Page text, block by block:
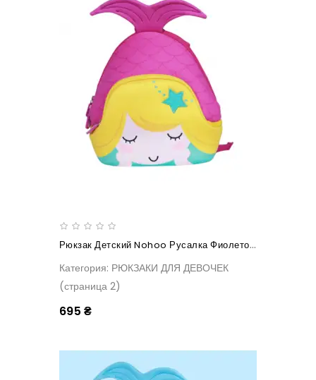
Рюкзак Детский Nohoo Русалка Фиолетовая
Категория: РЮКЗАКИ ДЛЯ ДЕВОЧЕК
(страница 2)
695 ₴